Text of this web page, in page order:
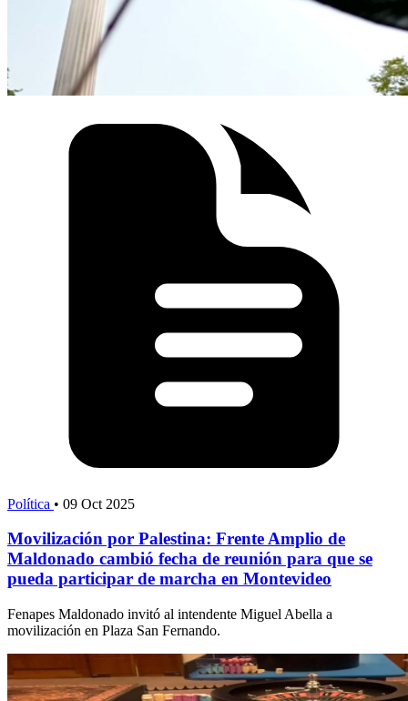
Política • 09 Oct 2025
Movilización por Palestina: Frente Amplio de
Maldonado cambió fecha de reunión para que se
pueda participar de marcha en Montevideo
Fenapes Maldonado invitó al intendente Miguel Abella a
movilización en Plaza San Fernando.